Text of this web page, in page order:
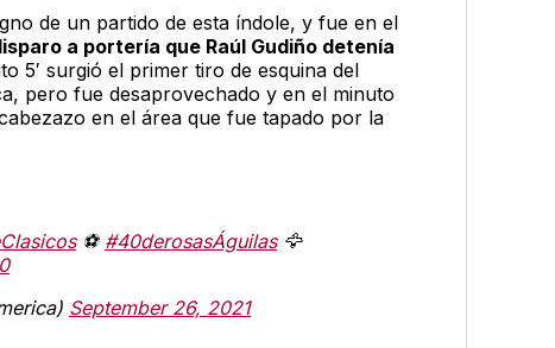
de un partido de esta índole, y fue en el
a portería que Raúl Gudiño detenía
5′ surgió el primer tiro de esquina del
pero fue desaprovechado y en el minuto
en el área que fue tapado por la
⚽️ #40derosasÁguilas🦅
September 26, 2021